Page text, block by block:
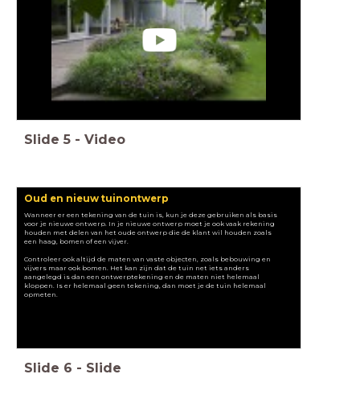
Slide 5 - Video
Oud en nieuw tuinontwerp
Wanneer er een tekening van de tuin is, kun je deze gebruiken als basis
voor je nieuwe ontwerp. In je nieuwe ontwerp moet je ook vaak rekening
houden met delen van het oude ontwerp die de klant wil houden zoals
een haag, bomen of een vijver.
Controleer ook altijd de maten van vaste objecten, zoals bebouwing en
vijvers maar ook bomen. Het kan zijn dat de tuin net iets anders
aangelegd is dan een ontwerptekening en de maten niet helemaal
kloppen. Is er helemaal geen tekening, dan moet je de tuin helemaal
opmeten.
Slide 6 - Slide